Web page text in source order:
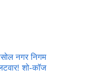
नगर निगम
शो-कॉज